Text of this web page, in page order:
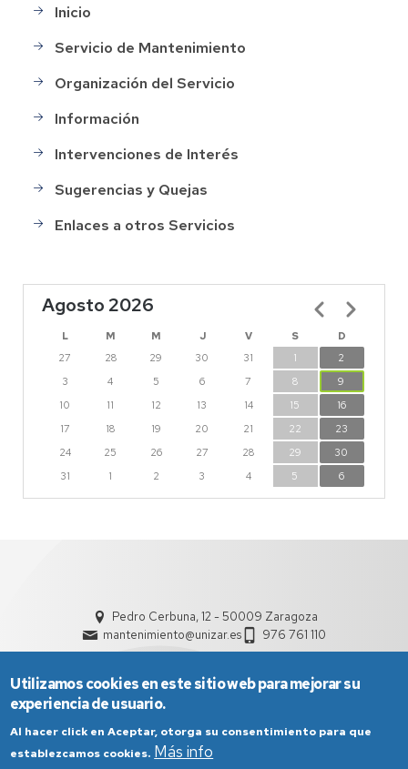
Main
Inicio
Servicio de Mantenimiento
Organización del Servicio
Información
Intervenciones de Interés
Sugerencias y Quejas
Enlaces a otros Servicios
Agosto 2026
L M M J V S
D
27
28 29 30 31 1
2
3
4 5 6 7 8
9
10
11 12 13 14 15
16
17
18 19 20 21 22
23
24
25 26 27 28 29
30
31
1 2 3 4 5 6
Paginación
Pedro Cerbuna, 12 - 50009 Zaragoza
mantenimiento@unizar.es
976 761 110
Utilizamos cookies en este sitio web para mejorar su
experiencia de usuario.
Al hacer click en Aceptar, otorga su consentimiento para que
establezcamos cookies. Más info